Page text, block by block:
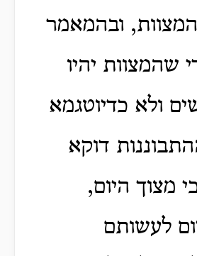
המצוות, ובהמאמר
שהמצוות יהיו
ולא כדיוטגמא
דוקא
מצוך היום,
לעשותם